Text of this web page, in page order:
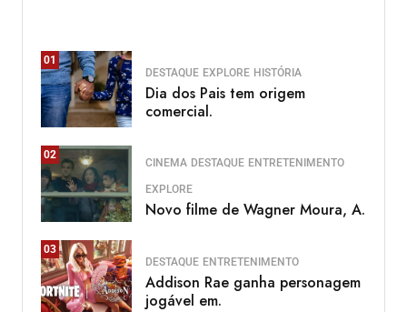
01
DESTAQUE EXPLORE HISTÓRIA
Dia dos Pais tem origem
comercial.
02
CINEMA DESTAQUE ENTRETENIMENTO
EXPLORE
Novo filme de Wagner Moura, A.
03
DESTAQUE ENTRETENIMENTO
Addison Rae ganha personagem
jogável em.